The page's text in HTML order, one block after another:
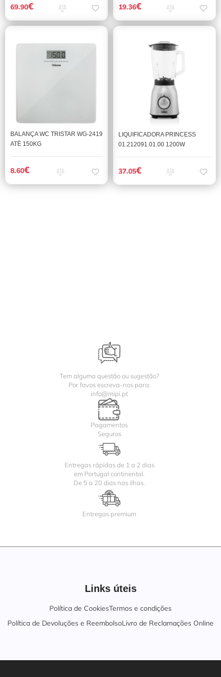
69.90€ 19.36€
BALANÇA WC TRISTAR WG-2419
ATÈ 150KG
8.60€
LIQUIFICADORA PRINCESS
01.212091.01.00 1200W
37.05€
Tem alguma questão ou sugestão?
Por favos escreva-nos para:
info@mipi.pt
Pagamentos
Seguros
Entregas rápidas de 1 a 2 dias
em Portugal continental.
De 5 a 20 dias nas ilhas.
Entregas premium
Links úteis
Política de CookiesTermos e condições
Política de Devoluções e ReembolsoLivro de Reclamações Online